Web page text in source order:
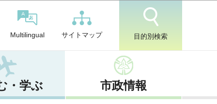
Multilingual サイトマップ 目的別検索
・学ぶ 市政情報